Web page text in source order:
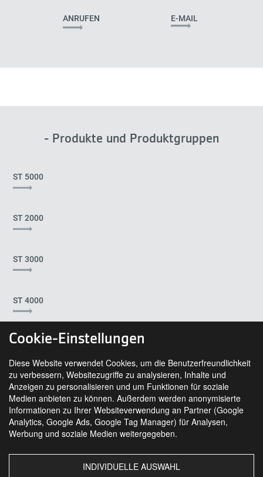
ANRUFEN E-MAIL
- Produkte und Produktgruppen
ST 5000
ST 2000
ST 3000
ST 4000
SIE FINDEN UNS AUCH AUF
Cookie-Einstellungen
Diese Website verwendet Cookies, um die Benutzerfreundlichkeit
zu verbessern, Websitezugriffe zu analysieren, Inhalte und
Anzeigen zu personalisieren und um Funktionen für soziale
Medien anbieten zu können. Außerdem werden anonymisierte
Informationen zu Ihrer Websiteverwendung an Partner (Google
Analytics, Google Ads, Google Tag Manager) für Analysen,
Werbung und soziale Medien weitergegeben.
INDIVIDUELLE AUSWAHL